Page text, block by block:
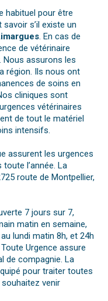
habituel pour être
s’il existe un
. En cas de
de vétérinaire
Nous assurons les
région. Ils nous ont
de soins en
cliniques sont
vétérinaires
de tout le matériel
intensifs.
assurent les urgences
l’année. La
route de Montpellier,
7 jours sur 7,
matin en semaine,
lundi matin 8h, et 24h
Urgence assure
de compagnie. La
pour traiter toutes
venir